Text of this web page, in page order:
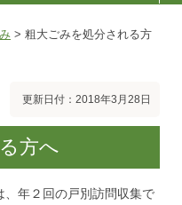
> 粗大ごみを処分される方
更新日付：2018年3月28日
方へ
、年２回の戸別訪問収集で